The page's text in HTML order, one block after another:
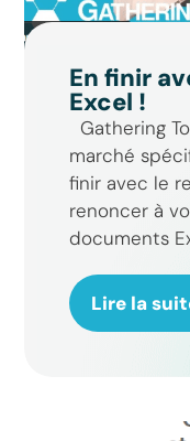
En finir
Excel !
Gathering
marché
finir avec le
renoncer à
documents
Lire la